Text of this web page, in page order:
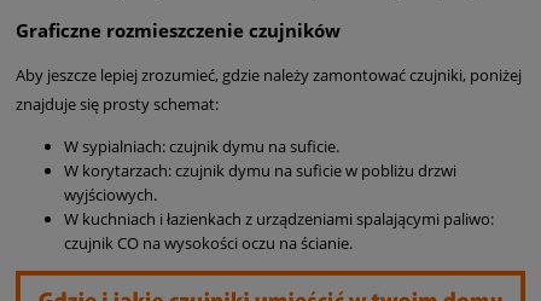
Graficzne rozmieszczenie czujników
Aby jeszcze lepiej zrozumieć, gdzie należy zamontować czujniki, poniżej
znajduje się prosty schemat:
W sypialniach: czujnik dymu na suficie.
W korytarzach: czujnik dymu na suficie w pobliżu drzwi
wyjściowych.
W kuchniach i łazienkach z urządzeniami spalającymi paliwo:
czujnik CO na wysokości oczu na ścianie.